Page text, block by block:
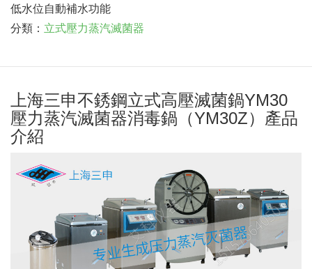
低水位自動補水功能
分類： 立式壓力蒸汽滅菌器
上海三申不銹鋼立式高壓滅菌鍋YM30
壓力蒸汽滅菌器消毒鍋（YM30Z）產品
介紹